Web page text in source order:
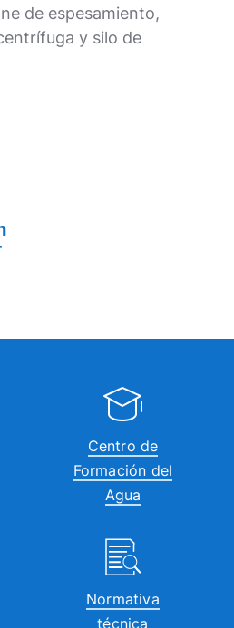
de espesamiento,
y silo de
Centro de
Formación del
Agua
Normativa
técnica